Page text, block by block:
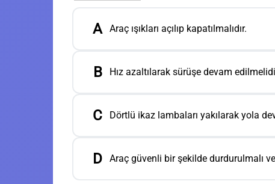
A Araç ışıkları açılıp kapatılmalıdır.
B Hız azaltılarak sürüşe devam
C Dörtlü ikaz lambaları yakılarak yola
D Araç güvenli bir şekilde durdurulmalı ve